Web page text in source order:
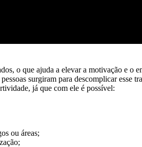
o que ajuda a elevar a motivação e o
surgiram para descomplicar esse
já que com ele é possível:
ou áreas;